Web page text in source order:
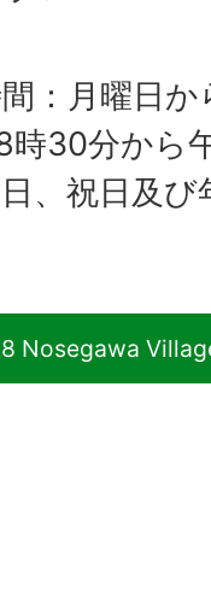
：月曜日か
時30分から
日、祝日及
Nosegawa